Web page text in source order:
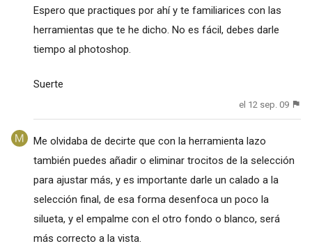
Espero que practiques por ahí y te familiarices con las
herramientas que te he dicho. No es fácil, debes darle
tiempo al photoshop.
Suerte
el 12 sep. 09
Me olvidaba de decirte que con la herramienta lazo
también puedes añadir o eliminar trocitos de la selección
para ajustar más, y es importante darle un calado a la
selección final, de esa forma desenfoca un poco la
silueta, y el empalme con el otro fondo o blanco, será
más correcto a la vista.